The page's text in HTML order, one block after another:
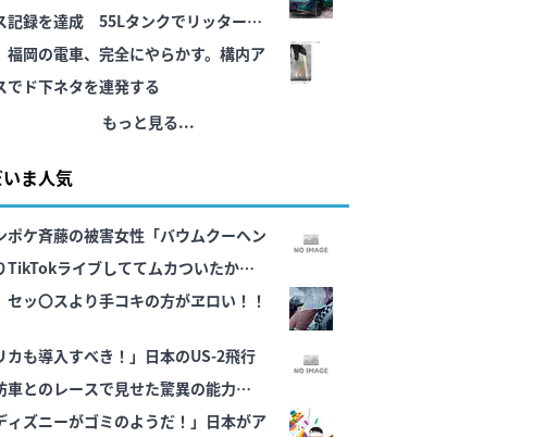
記録を達成 55Lタンクでリッター
SUV）
福岡の電車、完全にやらかす。構内ア
でド下ネタを連発する
もっと見る...
ま人気
ポケ斉藤の被害女性「バウムクーヘン
TikTokライブしててムカついたから
かった」
セッ〇スより手コキの方がヱロい！！
カも導入すべき！」日本のUS-2飛行
車とのレースで見せた驚異の能力が話
の反応
ィズニーがゴミのようだ！」日本がア